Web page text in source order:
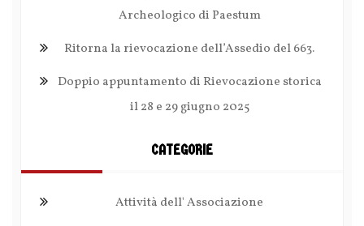
Archeologico di Paestum
Ritorna la rievocazione dell’Assedio del 663.
Doppio appuntamento di Rievocazione storica
il 28 e 29 giugno 2025
CATEGORIE
Attività dell' Associazione